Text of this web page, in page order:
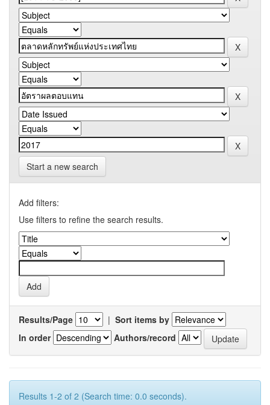
Start a new search
Add filters:
Use filters to refine the search results.
Results/Page | Sort items by
In order
Authors/record
Results 1-2 of 2 (Search time: 0.0 seconds).